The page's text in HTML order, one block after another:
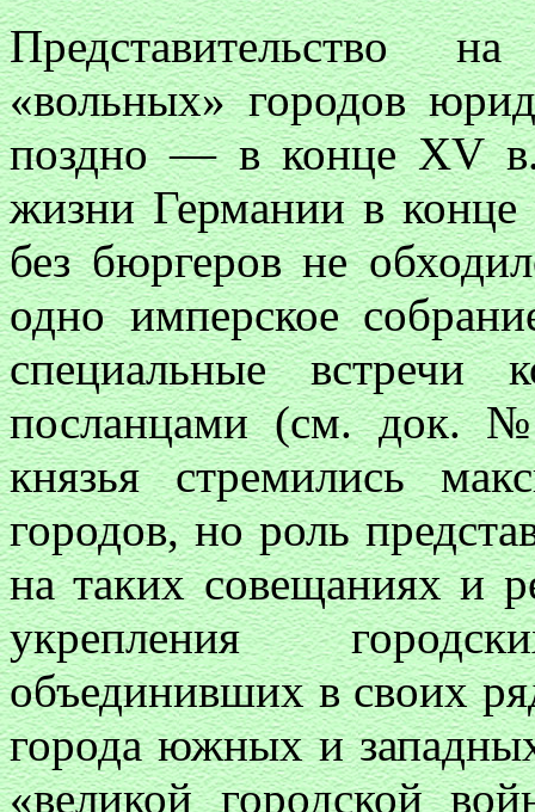
Представительство
«вольных» городов
поздно — в концеXV
жизни Германии в конце
без бюргеров не
одно имперское
специальные встречи
посланцами (см. док.
князья стремились
городов, но роль
на таких совещаниях и
укрепления
объединивших в своих
города южных и
«великой городской